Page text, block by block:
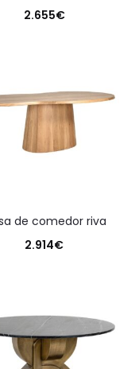
2.655€
de comedor riva
2.914€